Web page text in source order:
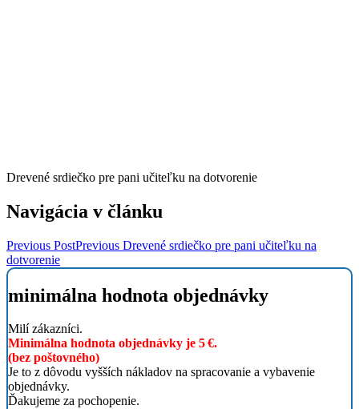
Drevené srdiečko pre pani učiteľku na dotvorenie
Navigácia v článku
Previous PostPrevious Drevené srdiečko pre pani učiteľku na
dotvorenie
minimálna hodnota objednávky
Milí zákazníci.
Minimálna hodnota objednávky je 5 €.
(bez poštovného)
Je to z dôvodu vyšších nákladov na spracovanie a vybavenie
objednávky.
Ďakujeme za pochopenie.